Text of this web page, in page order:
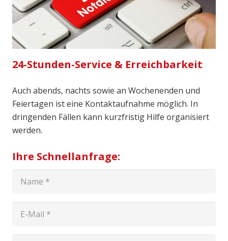
24-Stunden-Service & Erreichbarkeit
Auch abends, nachts sowie an Wochenenden und
Feiertagen ist eine Kontaktaufnahme möglich. In
dringenden Fällen kann kurzfristig Hilfe organisiert
werden.
Ihre Schnellanfrage: